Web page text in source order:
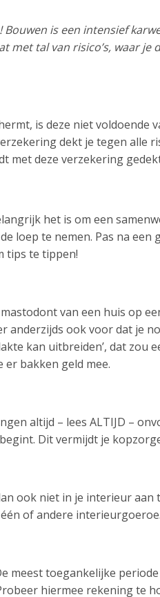
is een intensief
tal van risico’s, waar
is deze niet voldoende
dekt je tegen alle
met deze verzekering
het is om een
loep te nemen. Pas na een
tips te tippen!
van een huis op
anderzijds ook voor dat je
kan uitbreiden’, dat zou
bakken geld mee.
altijd – lees ALTIJD –
Dit vermijdt je
ook niet in je interieur aan
of andere interieurgoeroe.
meest toegankelijke
hiermee rekening te